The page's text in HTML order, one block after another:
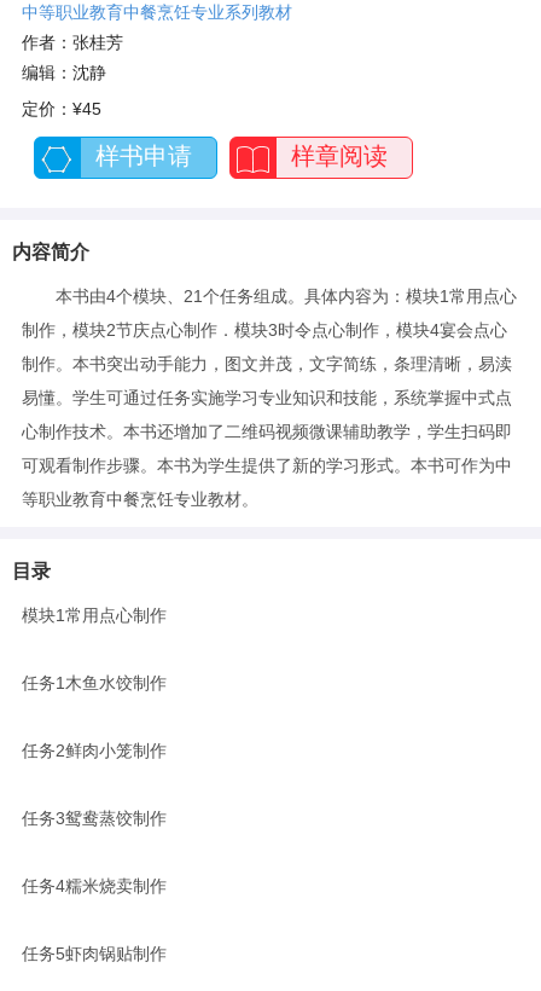
中等职业教育中餐烹饪专业系列教材
作者：张桂芳
编辑：沈静
定价： ¥45
样书申请 样章阅读
内容简介
本书由4个模块、21个任务组成。具体内容为：模块1常用点心
制作，模块2节庆点心制作．模块3时令点心制作，模块4宴会点心
制作。本书突出动手能力，图文并茂，文字简练，条理清晰，易渎
易懂。学生可通过任务实施学习专业知识和技能，系统掌握中式点
心制作技术。本书还增加了二维码视频微课辅助教学，学生扫码即
可观看制作步骤。本书为学生提供了新的学习形式。本书可作为中
等职业教育中餐烹饪专业教材。
目录
模块1常用点心制作
任务1木鱼水饺制作
任务2鲜肉小笼制作
任务3鸳鸯蒸饺制作
任务4糯米烧卖制作
任务5虾肉锅贴制作